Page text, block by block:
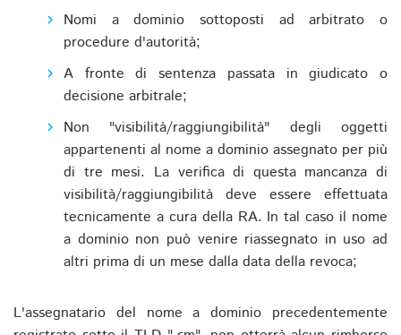
Nomi a dominio sottoposti ad arbitrato o
procedure d'autorità;
A fronte di sentenza passata in giudicato o
decisione arbitrale;
Non "visibilità/raggiungibilità" degli oggetti
appartenenti al nome a dominio assegnato per più
di tre mesi. La verifica di questa mancanza di
visibilità/raggiungibilità deve essere effettuata
tecnicamente a cura della RA. In tal caso il nome
a dominio non può venire riassegnato in uso ad
altri prima di un mese dalla data della revoca;
L'assegnatario del nome a dominio precedentemente